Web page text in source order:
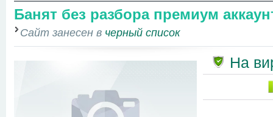
Банят без разбора премиум
Сайт занесен в черный список
На